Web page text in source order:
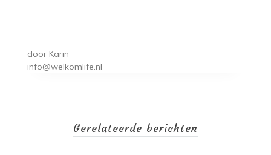
door Karin
info@welkomlife.nl
Gerelateerde berichten